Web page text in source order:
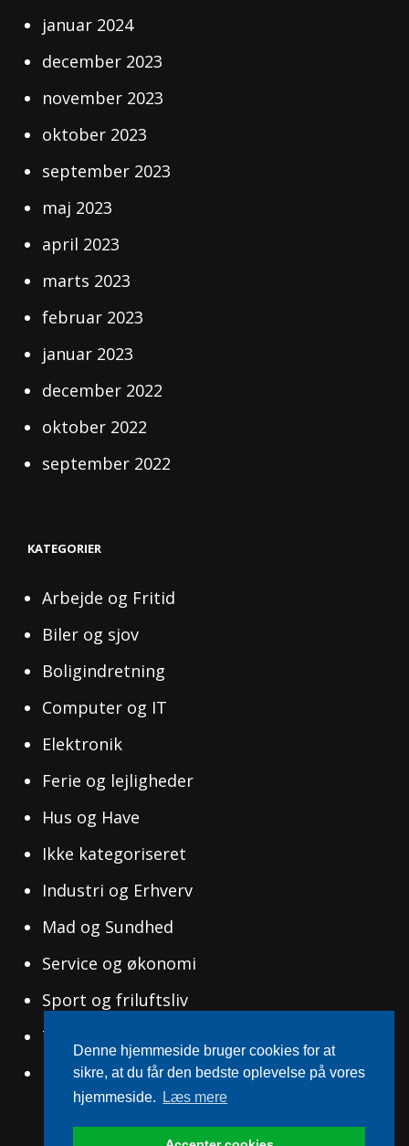
Denne hjemmeside bruger cookies for at
sikre, at du får den bedste oplevelse på vores
hjemmeside.
Læs mere
januar 2024
december 2023
november 2023
oktober 2023
september 2023
maj 2023
april 2023
marts 2023
februar 2023
januar 2023
december 2022
oktober 2022
september 2022
KATEGORIER
Arbejde og Fritid
Biler og sjov
Boligindretning
Computer og IT
Elektronik
Ferie og lejligheder
Hus og Have
Ikke kategoriseret
Industri og Erhverv
Mad og Sundhed
Service og økonomi
Sport og friluftsliv
Tøj og Mode
Uddannelse og Ledelse